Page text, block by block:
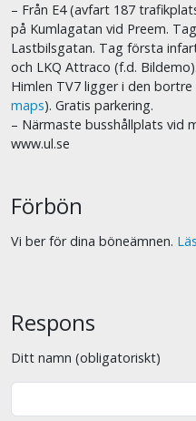
– Från E4 (avfart 187
på Kumlagatan vid Preem.
Lastbilsgatan. Tag första
och LKQ Attraco (f.d.
Himlen TV7 ligger i den
maps). Gratis parkering.
– Närmaste busshållplats vid
www.ul.se
Förbön
Vi ber för dina böneämnen.
Respons
Ditt namn (obligatoriskt)